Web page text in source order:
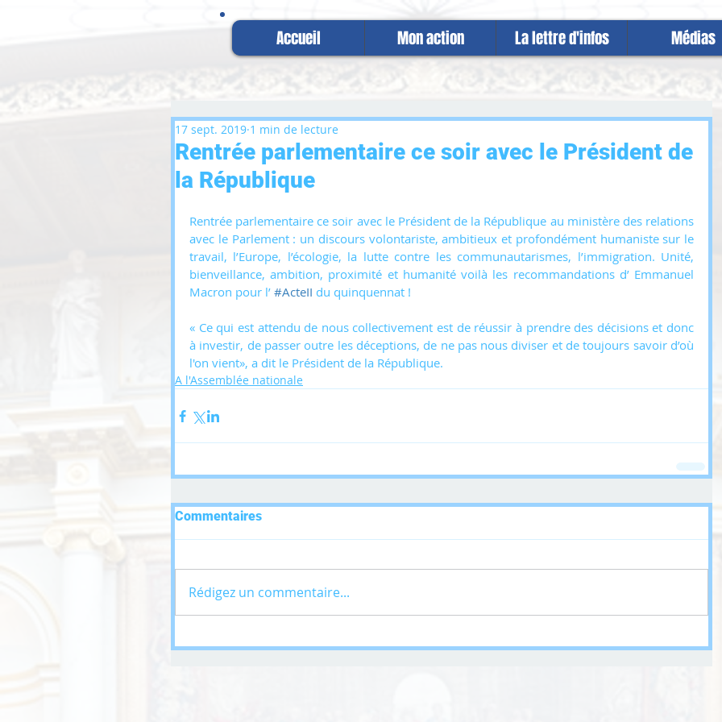
Accueil Mon action La lettre d'infos Médias
Rentrée parlementaire ce soir avec le Président de
la République
17 sept. 2019 1 min de lecture
Rentrée parlementaire ce soir avec le Président de la République au ministère des relations
avec le Parlement : un discours volontariste, ambitieux et profondément humaniste sur le
travail, l’Europe, l’écologie, la lutte contre les communautarismes, l’immigration. Unité,
bienveillance, ambition, proximité et humanité voilà les recommandations d’ Emmanuel
Macron pour l’ #ActeII du quinquennat !
« Ce qui est attendu de nous collectivement est de réussir à prendre des décisions et donc
à investir, de passer outre les déceptions, de ne pas nous diviser et de toujours savoir d’où
l'on vient», a dit le Président de la République.
A l'Assemblée nationale
Commentaires
Rédigez un commentaire...